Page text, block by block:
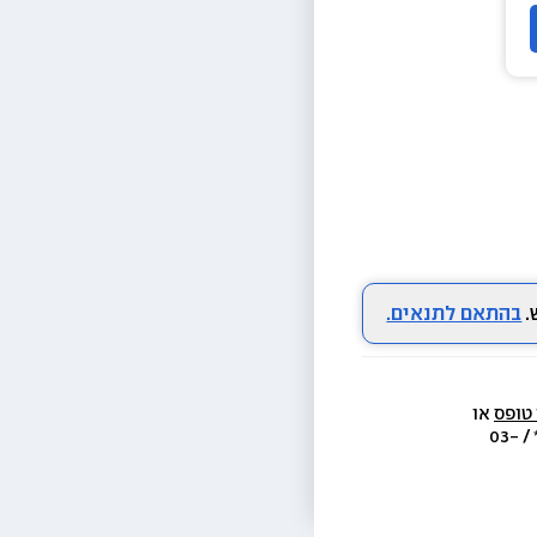
בהתאם לתנאים.
טופס
  או בת.ד 438 ראשון לציון או בטל׳  3733* / 03-